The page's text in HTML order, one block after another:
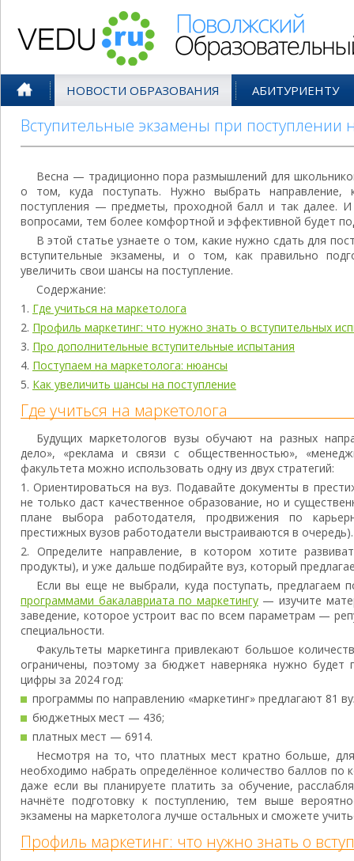
НОВОСТИ ОБРАЗОВАНИЯ АБИТУРИЕНТУ
Вступительные экзамены при поступлении
Весна — традиционно пора размышлений для
о том, куда поступать. Нужно выбрать направление,
поступления — предметы, проходной балл и так далее.
вопросами, тем более комфортной и эффективной будет
В этой статье узнаете о том, какие нужно сдать для
вступительные экзамены, и о том, как правильно
увеличить свои шансы на поступление.
Содержание:
Где учиться на маркетолога
Профиль маркетинг: что нужно знать о вступительных
Про дополнительные вступительные испытания
Поступаем на маркетолога: нюансы
Как увеличить шансы на поступление
Где учиться на маркетолога
Будущих маркетологов вузы обучают на разных
дело», «реклама и связи с общественностью»,
факультета можно использовать одну из двух стратегий:
Ориентироваться на вуз. Подавайте документы в
не только даст качественное образование, но и
плане выбора работодателя, продвижения по
престижных вузов работодатели выстраиваются в очередь).
Определите направление, в котором хотите
продукты), и уже дальше подбирайте вуз, который
Если вы еще не выбрали, куда поступать, предлагаем
программами бакалавриата по маркетингу— изучите
заведение, которое устроит вас по всем параметрам —
специальности.
Факультеты маркетинга привлекают большое
ограничены, поэтому за бюджет наверняка нужно будет
цифры за 2024 год:
программы по направлению «маркетинг» предлагают 81
бюджетных мест — 436;
платных мест — 6914.
Несмотря на то, что платных мест кратно больше,
необходимо набрать определённое количество баллов
даже если вы планируете платить за обучение,
начнёте подготовку к поступлению, тем выше
экзамены на маркетолога лучше остальных и сможете
Профиль маркетинг: что нужно знать о